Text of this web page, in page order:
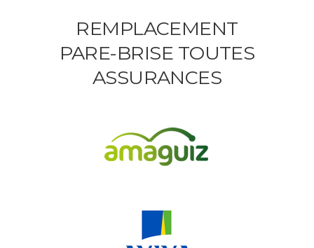
REMPLACEMENT
PARE-BRISE TOUTES
ASSURANCES